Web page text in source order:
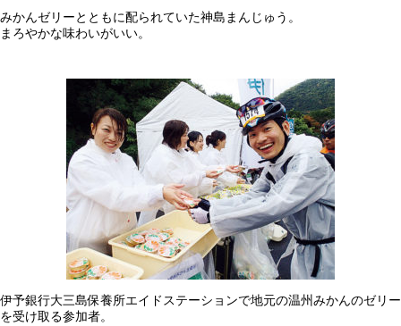
みかんゼリーとともに配られていた神島まんじゅう。
まろやかな味わいがいい。
伊予銀行大三島保養所エイドステーションで地元の温州みかんのゼリー
を受け取る参加者。